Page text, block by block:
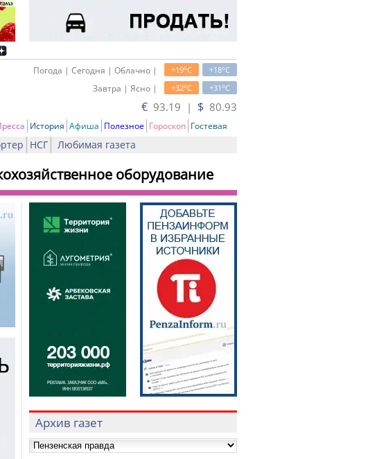
+18oC
+19oC
Погода | Сегодня | Облачно |
+31oC
+32oC
Завтра | Ясно |
€ 93.19 | $ 80.93
История Афиша Полезное Гороскоп Гостевая
НСГ Любимая газета
оборудование
Архив газет